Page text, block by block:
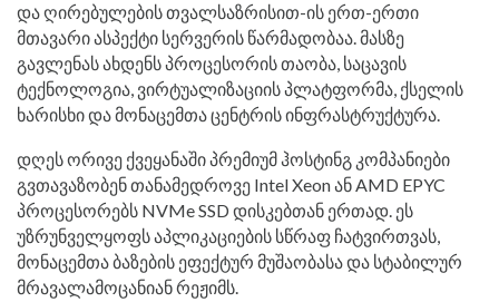
და ღირებულების თვალსაზრისით-ის ერთ-ერთი
მთავარი ასპექტი სერვერის წარმადობაა. მასზე
გავლენას ახდენს პროცესორის თაობა, საცავის
ტექნოლოგია, ვირტუალიზაციის პლატფორმა, ქსელის
ხარისხი და მონაცემთა ცენტრის ინფრასტრუქტურა.
დღეს ორივე ქვეყანაში პრემიუმ ჰოსტინგ კომპანიები
გვთავაზობენ თანამედროვე Intel Xeon ან AMD EPYC
პროცესორებს NVMe SSD დისკებთან ერთად. ეს
უზრუნველყოფს აპლიკაციების სწრაფ ჩატვირთვას,
მონაცემთა ბაზების ეფექტურ მუშაობასა და სტაბილურ
მრავალამოცანიან რეჟიმს.